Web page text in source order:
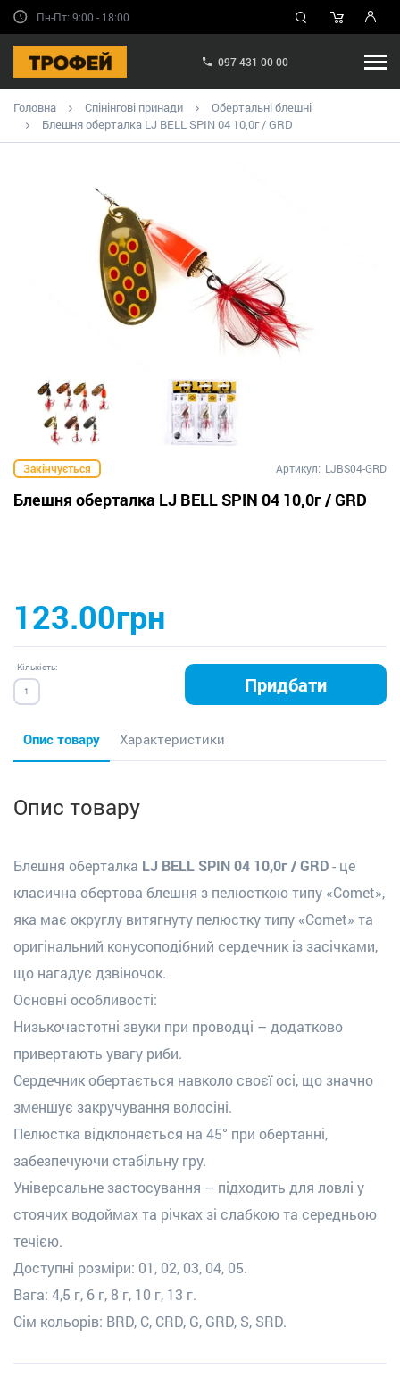
Пн-Пт: 9:00 - 18:00
097 431 00 00
Головна Спінінгові принади
Обертальні блешні
Блешня оберталка LJ BELL SPIN 04 10,0г / GRD
Закінчується Артикул: LJBS04-GRD
Блешня оберталка LJ BELL SPIN 04 10,0г / GRD
123.00грн
Кількість:
Придбати
Опис товару Характеристики
Опис товару
Блешня оберталка LJ BELL SPIN 04 10,0г / GRD- це
класична обертова блешня з пелюсткою типу «Comet»,
яка має округлу витягнуту пелюстку типу «Comet» та
оригінальний конусоподібний сердечник із засічками,
що нагадує дзвіночок.
Основні особливості:
Низькочастотні звуки при проводці – додатково
привертають увагу риби.
Сердечник обертається навколо своєї осі, що значно
зменшує закручування волосіні.
Пелюстка відклоняється на 45° при обертанні,
забезпечуючи стабільну гру.
Універсальне застосування – підходить для ловлі у
стоячих водоймах та річках зі слабкою та середньою
течією.
Доступні розміри: 01, 02, 03, 04, 05.
Вага: 4,5 г, 6 г, 8 г, 10 г, 13 г.
Сім кольорів: BRD, C, CRD, G, GRD, S, SRD.